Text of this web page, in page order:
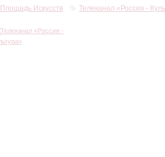
Площадь Искусств Телеканал «Россия -